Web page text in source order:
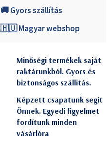
🚚 Gyors szállítás
🇭🇺 Magyar webshop
Minőségi termékek saját
raktárunkból. Gyors és
biztonságos szállitás.
Képzett csapatunk segít
Önnek. Egyedi figyelmet
fordítunk minden
vásárlóra